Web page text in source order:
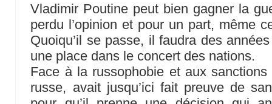
Vladimir Poutine peut bien gagner la
perdu l’opinion et pour un part, même
Quoiqu’il se passe, il faudra des
une place dans le concert des nations.
Face à la russophobie et aux
russe, avait jusqu’ici fait preuve de